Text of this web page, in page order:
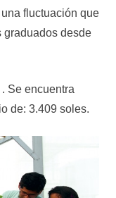
fluctuación que
graduados desde
. Se encuentra
de: 3.409 soles.